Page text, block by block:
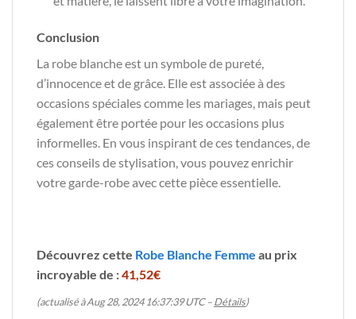
Conclusion
La robe blanche est un symbole de pureté,
d’innocence et de grâce. Elle est associée à des
occasions spéciales comme les mariages, mais peut
également être portée pour les occasions plus
informelles. En vous inspirant de ces tendances, de
ces conseils de stylisation, vous pouvez enrichir
votre garde-robe avec cette pièce essentielle.
Découvrez cette Robe Blanche Femme au prix
incroyable de :41,52€
(actualisé à Aug 28, 2024 16:37:39 UTC –Détails)